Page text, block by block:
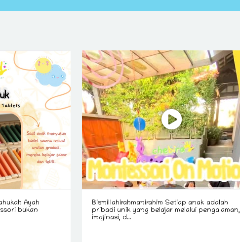
Ayah
bukan
Bismillahirahmanirahim Setiap anak adalah
pribadi unik yang belajar melalui pengalaman,
imajinasi, d...